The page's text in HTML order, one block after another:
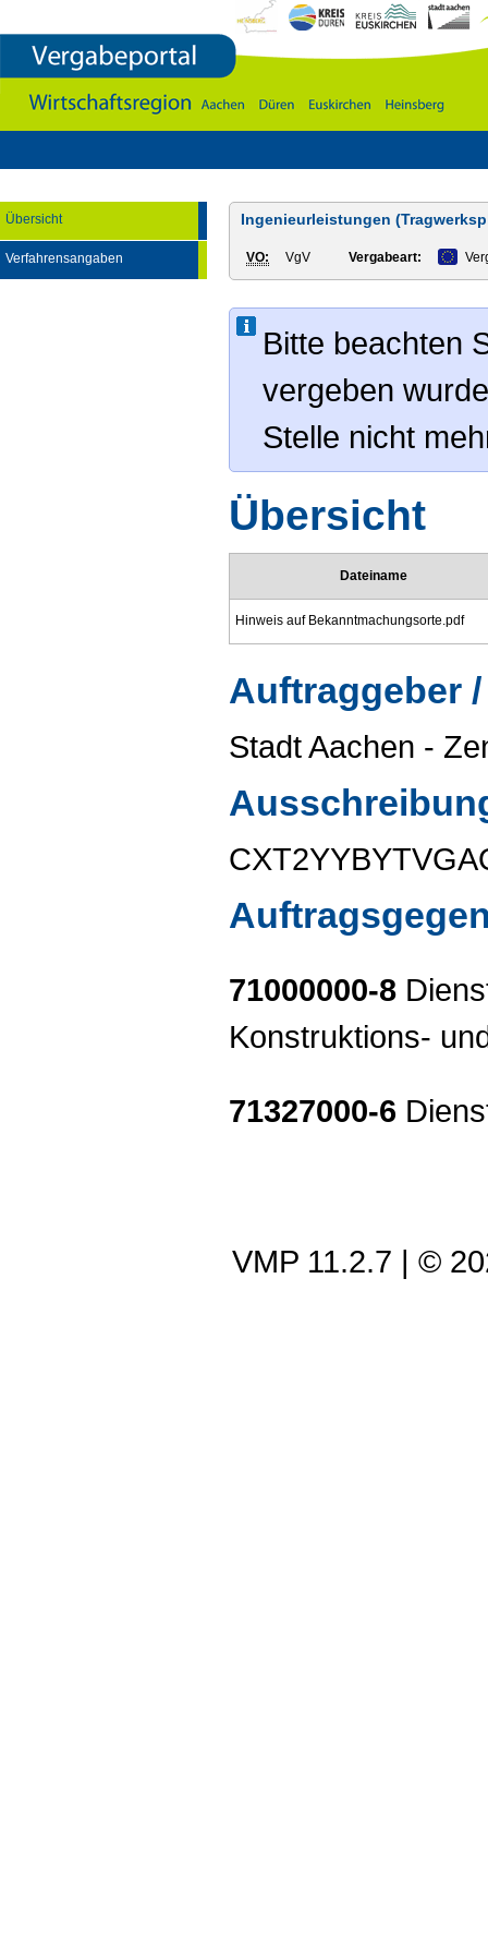
Aachen
DÃ¼ren
Heinsberg
Übersicht
Verfahrensangaben
Ingenieurleistungen
VO: VgV Vergabeart:
Bitte beachten
vergeben
Stelle nicht
Übersicht
Dateiname
Hinweis auf Bekanntmachungsorte.pdf
Auftraggeber
Stadt Aachen -
71000000-8
Konstruktions-
71327000-6
VMP 11.2.7 | ©